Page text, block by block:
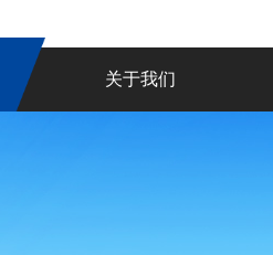
关于我们